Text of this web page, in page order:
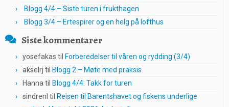
Blogg 4/4 – Siste turen i frukthagen
Blogg 3/4 – Ertespirer og en helg på lofthus
Siste kommentarer
yosefakas til Forberedelser til våren og rydding (3/4)
akselrj til Blogg 2 – Møte med praksis
Hanna til Blogg 4/4: Takk for turen
sindrenl til Reisen til Barentshavet og fiskens underlige